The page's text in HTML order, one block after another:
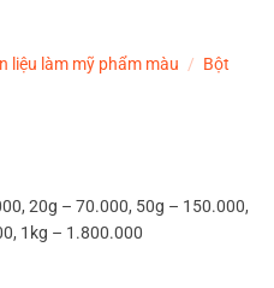
liệu làm mỹ phẩm màu / Bột
20g – 70.000, 50g – 150.000,
1kg – 1.800.000